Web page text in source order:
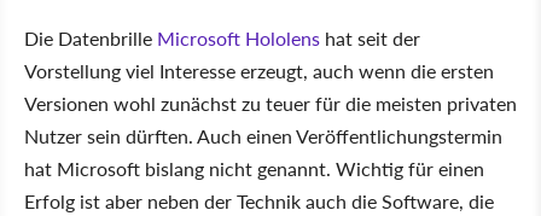
Die Datenbrille Microsoft Hololens hat seit der
Vorstellung viel Interesse erzeugt, auch wenn die ersten
Versionen wohl zunächst zu teuer für die meisten privaten
Nutzer sein dürften. Auch einen Veröffentlichungstermin
hat Microsoft bislang nicht genannt. Wichtig für einen
Erfolg ist aber neben der Technik auch die Software, die